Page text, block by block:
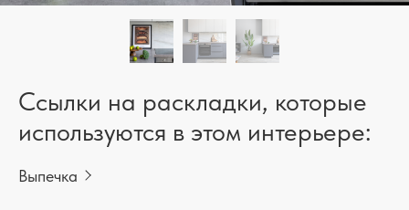
Ссылки на раскладки, которые
используются в этом интерьере:
Выпечка